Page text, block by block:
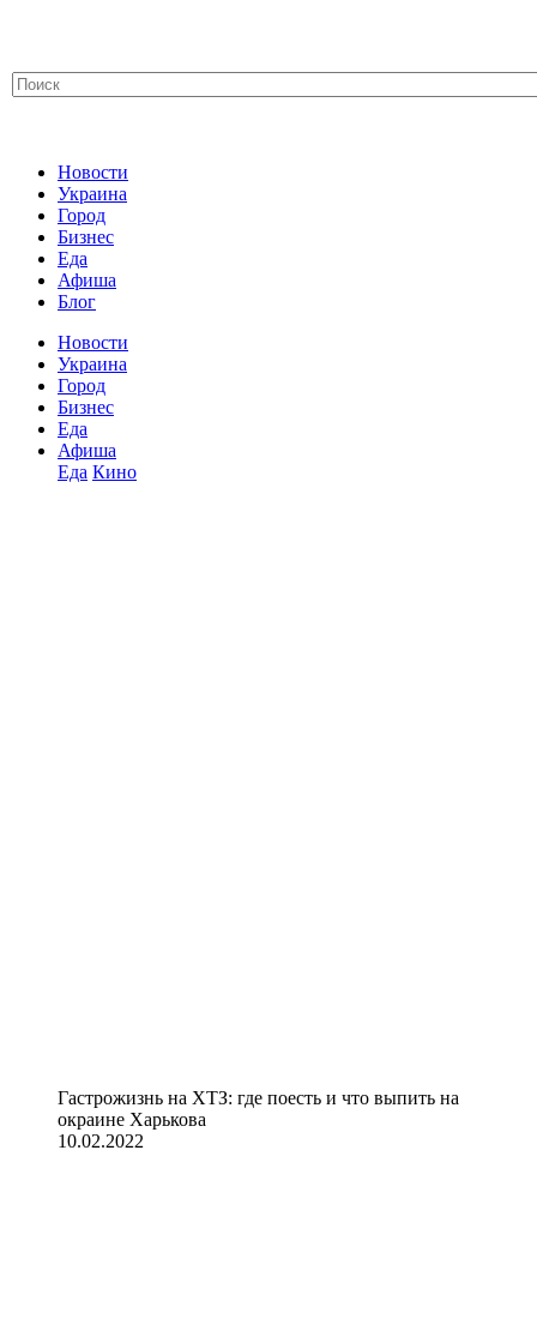
Новости
Украина
Город
Бизнес
Еда
Афиша
Блог
Новости
Украина
Город
Бизнес
Еда
Афиша
Еда Кино
Гастрожизнь на ХТЗ: где поесть и что выпить на
окраине Харькова
10.02.2022